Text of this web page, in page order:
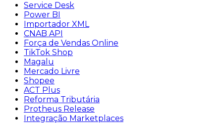
Service Desk
Power BI
Importador XML
CNAB API
Força de Vendas Online
TikTok Shop
Magalu
Mercado Livre
Shopee
ACT Plus
Reforma Tributária
Protheus Release
Integração Marketplaces